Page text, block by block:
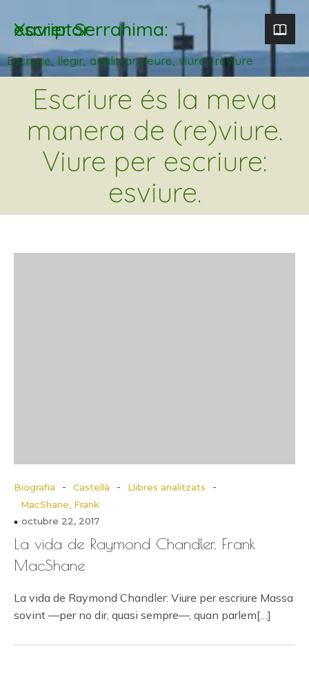
Xavier Serrahima: escriptor
Escriure, llegir, analitzar. veure, viure i reviure
Escriure és la meva
manera de (re)viure.
Viure per escriure:
esviure.
Biografia - Castellà - Llibres analitzats -
MacShane, Frank
octubre 22, 2017
La vida de Raymond Chandler, Frank
MacShane
La vida de Raymond Chandler: Viure per escriure Massa
sovint —per no dir, quasi sempre—, quan parlem[…]